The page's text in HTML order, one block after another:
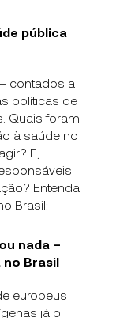
pública
contados a
políticas de
Quais foram
à saúde no
E,
Entenda
Brasil:
nada –
no Brasil
europeus
já o